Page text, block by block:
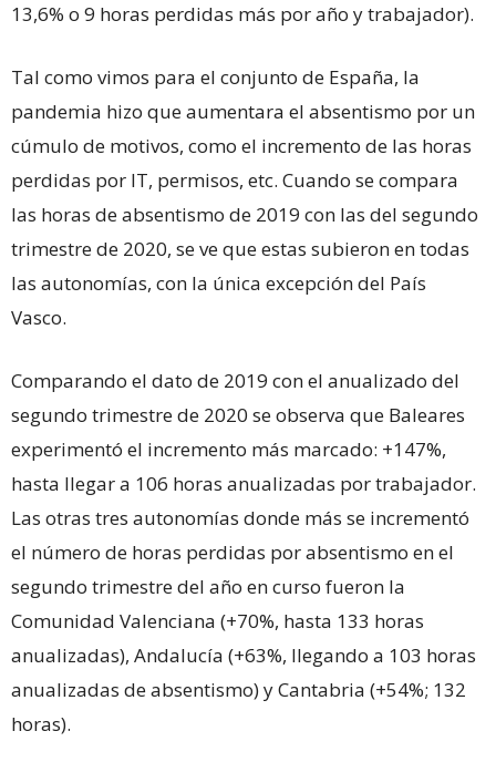
13,6% o 9 horas perdidas más por año y trabajador).
Tal como vimos para el conjunto de España, la
pandemia hizo que aumentara el absentismo por un
cúmulo de motivos, como el incremento de las horas
perdidas por IT, permisos, etc. Cuando se compara
las horas de absentismo de 2019 con las del segundo
trimestre de 2020, se ve que estas subieron en todas
las autonomías, con la única excepción del País
Vasco.
Comparando el dato de 2019 con el anualizado del
segundo trimestre de 2020 se observa que Baleares
experimentó el incremento más marcado: +147%,
hasta llegar a 106 horas anualizadas por trabajador.
Las otras tres autonomías donde más se incrementó
el número de horas perdidas por absentismo en el
segundo trimestre del año en curso fueron la
Comunidad Valenciana (+70%, hasta 133 horas
anualizadas), Andalucía (+63%, llegando a 103 horas
anualizadas de absentismo) y Cantabria (+54%; 132
horas).